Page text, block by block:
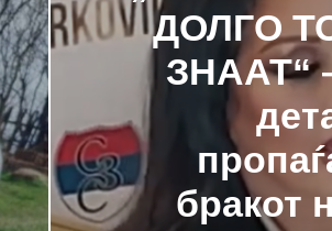
ДОЛГО
ЗНААТ“
бракот